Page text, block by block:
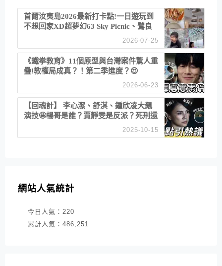
首爾汝夷島2026最新打卡點!一日遊玩到
不想回家XD超夢幻63 Sky Picnic、鷺良
津帝王蟹大餐、《淚之女王》拍攝地、漢
2026-07-25
《鐵拳教育》11個原型與台灣案件驚人重
疊!教權局成真？！第二季進度？😍
2026-06-23
【回魂計】 李心潔、舒淇、鍾欣凌大飆
演技🤩楊哥是誰？賈靜雯是反派？死刑還
2025-10-15
網站人氣統計
今日人氣： 220
累計人氣： 486,251